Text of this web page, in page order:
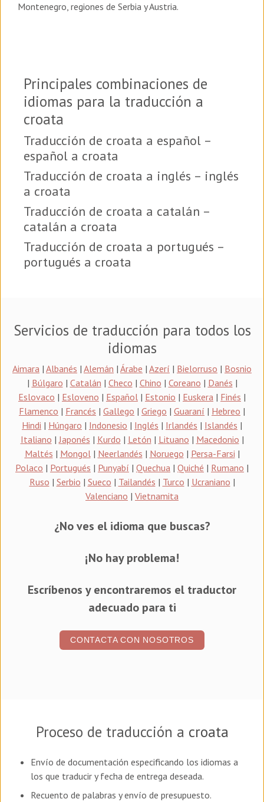
Montenegro, regiones de Serbia y Austria.
Principales combinaciones de
idiomas para la traducción a
croata
Traducción de croata a español –
español a croata
Traducción de croata a inglés – inglés
a croata
Traducción de croata a catalán –
catalán a croata
Traducción de croata a portugués –
portugués a croata
Servicios de traducción para todos los
idiomas
Aimara | Albanés | Alemán | Árabe | Azerí | Bielorruso | Bosnio
| Búlgaro | Catalán | Checo | Chino | Coreano | Danés |
Eslovaco | Esloveno | Español | Estonio | Euskera | Finés |
Flamenco | Francés | Gallego | Griego | Guaraní | Hebreo |
Hindi | Húngaro | Indonesio | Inglés | Irlandés | Islandés |
Italiano |Japonés | Kurdo | Letón | Lituano | Macedonio |
Maltés | Mongol| Neerlandés | Noruego | Persa-Farsi |
Polaco | Portugués | Punyabí | Quechua | Quiché | Rumano |
Ruso | Serbio | Sueco | Tailandés | Turco | Ucraniano |
Valenciano | Vietnamita
¿No ves el idioma que buscas?
¡No hay problema!
Escríbenos y encontraremos el traductor
adecuado para ti
CONTACTA CON NOSOTROS
Proceso de traducción a croata
Envío de documentación especificando los idiomas a
los que traducir y fecha de entrega deseada.
Recuento de palabras y envío de presupuesto.